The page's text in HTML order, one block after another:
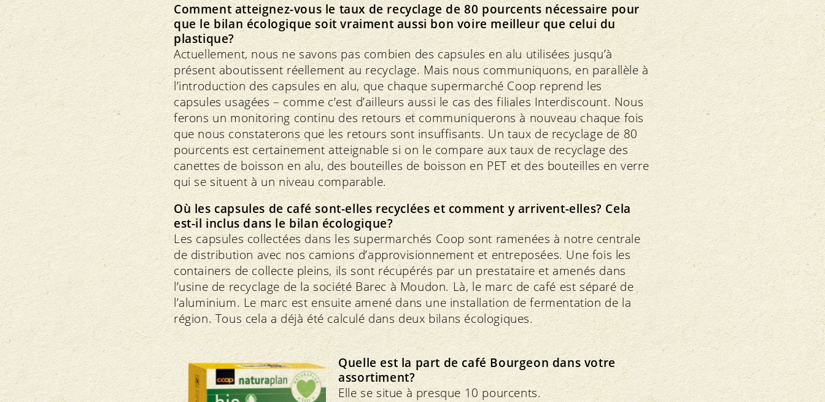
Comment atteignez-vous le taux de recyclage de 80 pourcents nécessaire pour
que le bilan écologique soit vraiment aussi bon voire meilleur que celui du
plastique?
Actuellement, nous ne savons pas combien des capsules en alu utilisées jusqu’à
présent aboutissent réellement au recyclage. Mais nous communiquons, en parallèle à
l’introduction des capsules en alu, que chaque supermarché Coop reprend les
capsules usagées – comme c’est d’ailleurs aussi le cas des filiales Interdiscount. Nous
ferons un monitoring continu des retours et communiquerons à nouveau chaque fois
que nous constaterons que les retours sont insuffisants. Un taux de recyclage de 80
pourcents est certainement atteignable si on le compare aux taux de recyclage des
canettes de boisson en alu, des bouteilles de boisson en PET et des bouteilles en verre
qui se situent à un niveau comparable.
Où les capsules de café sont-elles recyclées et comment y arrivent-elles? Cela
est-il inclus dans le bilan écologique?
Les capsules collectées dans les supermarchés Coop sont ramenées à notre centrale
de distribution avec nos camions d’approvisionnement et entreposées. Une fois les
containers de collecte pleins, ils sont récupérés par un prestataire et amenés dans
l’usine de recyclage de la société Barec à Moudon. Là, le marc de café est séparé de
l’aluminium. Le marc est ensuite amené dans une installation de fermentation de la
région. Tous cela a déjà été calculé dans deux bilans écologiques.
Quelle est la part de café Bourgeon dans votre
assortiment?
Elle se situe à presque 10 pourcents.